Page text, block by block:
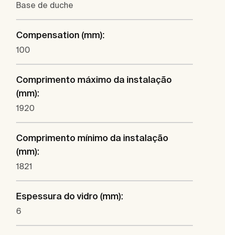
Base de duche
Compensation (mm):
100
Comprimento máximo da instalação
(mm):
1920
Comprimento mínimo da instalação
(mm):
1821
Espessura do vidro (mm):
6